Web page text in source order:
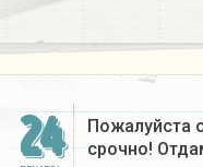
24
Пожалуйста
срочно!